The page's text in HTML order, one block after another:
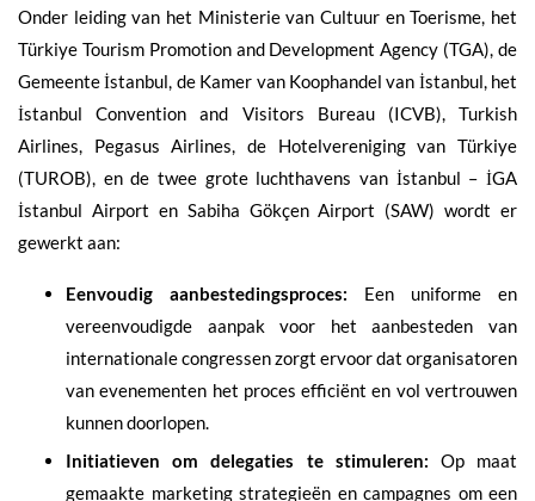
Onder leiding van het Ministerie van Cultuur en Toerisme, het
Türkiye Tourism Promotion and Development Agency (TGA), de
Gemeente İstanbul, de Kamer van Koophandel van İstanbul, het
İstanbul Convention and Visitors Bureau (ICVB), Turkish
Airlines, Pegasus Airlines, de Hotelvereniging van Türkiye
(TUROB), en de twee grote luchthavens van İstanbul – İGA
İstanbul Airport en Sabiha Gökçen Airport (SAW) wordt er
gewerkt aan:
Eenvoudig aanbestedingsproces: Een uniforme en
vereenvoudigde aanpak voor het aanbesteden van
internationale congressen zorgt ervoor dat organisatoren
van evenementen het proces efficiënt en vol vertrouwen
kunnen doorlopen.
Initiatieven om delegaties te stimuleren: Op maat
gemaakte marketing strategieën en campagnes om een